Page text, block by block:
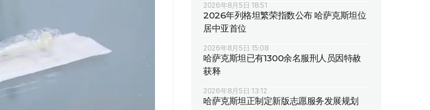
2026年8月5日 18:51
2026年列格坦繁荣指数公布 哈萨克斯坦位
居中亚首位
2026年8月5日 15:08
哈萨克斯坦已有1300余名服刑人员因特赦
获释
2026年8月5日 13:12
哈萨克斯坦正制定新版志愿服务发展规划